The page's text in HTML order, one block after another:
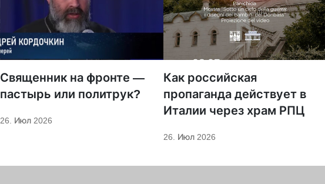
Священник на фронте —
пастырь или политрук?
26. Июл 2026
Как российская
пропаганда действует в
Италии через храм РПЦ
26. Июл 2026